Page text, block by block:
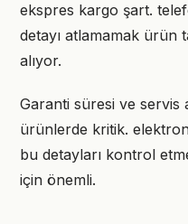
ekspres kargo şart.
detayı atlamamak ürün
alıyor.
Garanti süresi ve servis
ürünlerde kritik.
bu detayları kontrol
için önemli.